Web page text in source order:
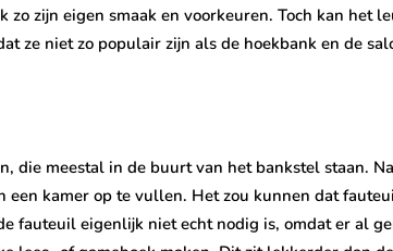
zijn eigen smaak en voorkeuren. Toch kan het
ze niet zo populair zijn als de hoekbank en de
die meestal in de buurt van het bankstel staan.
een kamer op te vullen. Het zou kunnen dat
fauteuil eigenlijk niet echt nodig is, omdat er al